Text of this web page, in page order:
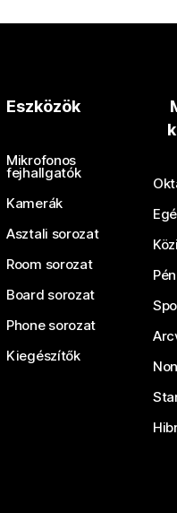
Válaszra
Eszközök
Mikrofonos
fejhallgatók
Kamerák
Asztali sorozat
Room sorozat
Board sorozat
Phone sorozat
Kiegészítők